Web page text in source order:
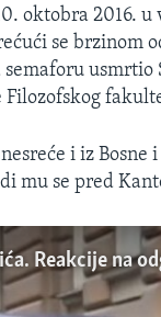
oktobra 2016.
se brzinom
usmrtio
i iz Bosne
mu se pred